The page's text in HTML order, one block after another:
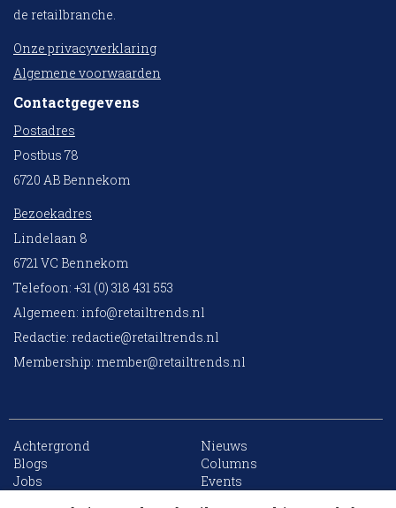
de retailbranche.
Onze privacyverklaring
Algemene voorwaarden
Contactgegevens
Postadres
Postbus 78
6720 AB Bennekom
Bezoekadres
Lindelaan 8
6721 VC Bennekom
Telefoon: +31 (0) 318 431 553
Algemeen: info@retailtrends.nl
Redactie: redactie@retailtrends.nl
Membership: member@retailtrends.nl
Achtergrond
Nieuws
Blogs
Columns
Jobs
Events
10 collega’s